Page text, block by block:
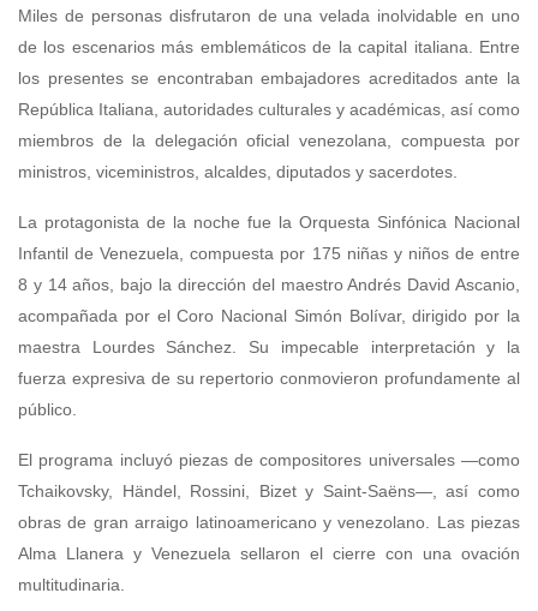
Miles de personas disfrutaron de una velada inolvidable en uno
de los escenarios más emblemáticos de la capital italiana. Entre
los presentes se encontraban embajadores acreditados ante la
República Italiana, autoridades culturales y académicas, así como
miembros de la delegación oficial venezolana, compuesta por
ministros, viceministros, alcaldes, diputados y sacerdotes.
La protagonista de la noche fue la Orquesta Sinfónica Nacional
Infantil de Venezuela, compuesta por 175 niñas y niños de entre
8 y 14 años, bajo la dirección del maestro Andrés David Ascanio,
acompañada por el Coro Nacional Simón Bolívar, dirigido por la
maestra Lourdes Sánchez. Su impecable interpretación y la
fuerza expresiva de su repertorio conmovieron profundamente al
público.
El programa incluyó piezas de compositores universales —como
Tchaikovsky, Händel, Rossini, Bizet y Saint-Saëns—, así como
obras de gran arraigo latinoamericano y venezolano. Las piezas
Alma Llanera y Venezuela sellaron el cierre con una ovación
multitudinaria.